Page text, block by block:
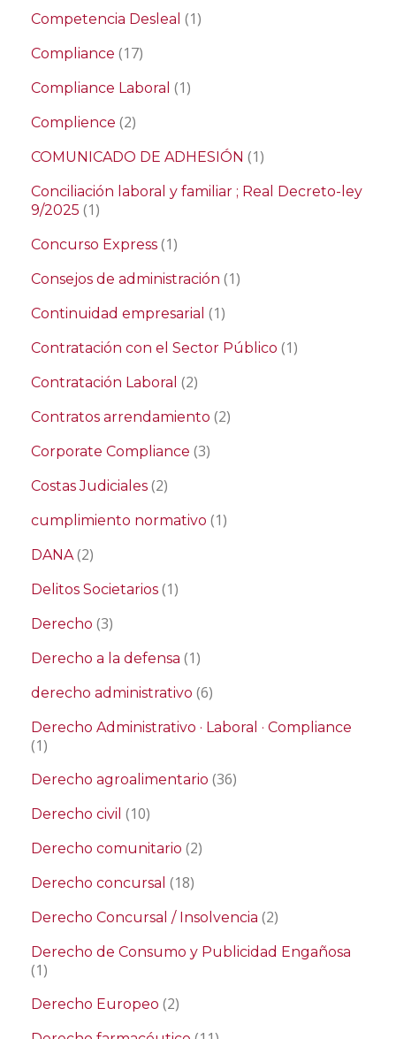
Competencia Desleal (1)
Compliance (17)
Compliance Laboral (1)
Complience (2)
COMUNICADO DE ADHESIÓN (1)
Conciliación laboral y familiar ; Real Decreto-ley
9/2025 (1)
Concurso Express (1)
Consejos de administración (1)
Continuidad empresarial (1)
Contratación con el Sector Público (1)
Contratación Laboral (2)
Contratos arrendamiento (2)
Corporate Compliance (3)
Costas Judiciales (2)
cumplimiento normativo (1)
DANA(2)
Delitos Societarios (1)
Derecho (3)
Derecho a la defensa (1)
derecho administrativo (6)
Derecho Administrativo · Laboral · Compliance
(1)
Derecho agroalimentario (36)
Derecho civil (10)
Derecho comunitario (2)
Derecho concursal (18)
Derecho Concursal / Insolvencia (2)
Derecho de Consumo y Publicidad Engañosa
(1)
Derecho Europeo (2)